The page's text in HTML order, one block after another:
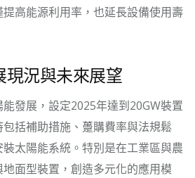
高能源利用率，也延長設備使用壽
現況與未來展望
發展，設定2025年達到20GW裝置
括補助措施、躉購費率與法規鬆
太陽能系統。特別是在工業區與農
面型裝置，創造多元化的應用模